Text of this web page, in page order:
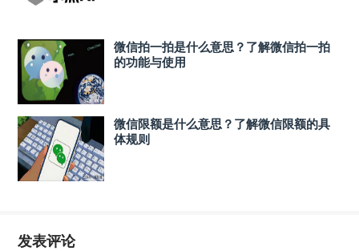
微信拍一拍是什么意思？了解微信拍一拍
的功能与使用
微信限额是什么意思？了解微信限额的具
体规则
发表评论